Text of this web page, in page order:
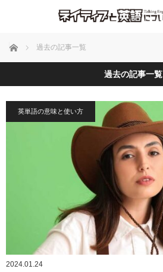
ホーム 過去の記事一覧
過去の記事一覧
英単語の意味と使い方
2024.01.24